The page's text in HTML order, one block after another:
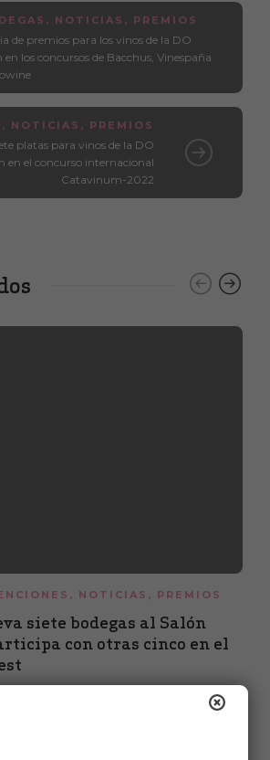
, NOTICIAS , PREMIOS
de premios para los vinos de la DO
en los concursos de Bacchus, Vinespaña
, NOTICIAS , PREMIOS
platas para vinos de la DO
en el concurso internacional
Catavinum-2022
, NOTICIAS , PREMIOS
siete bodegas al Salón
con otras cinco en el